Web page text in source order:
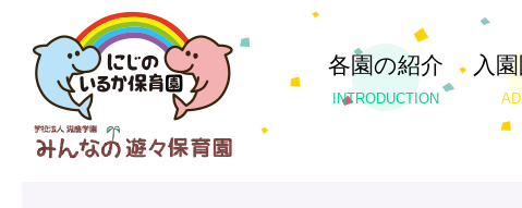
各園の紹介
INTRODUCTION
入